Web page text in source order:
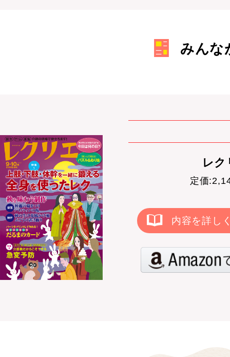
みんな
レ
定価
内容を詳し